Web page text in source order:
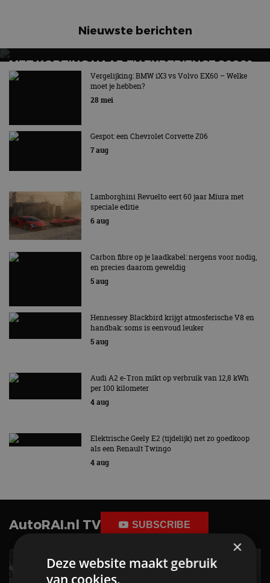
Nieuwste berichten
MET KORTING NAAR EV EXPERIENCE 2026?
AUTORAI REGELT HET!
EV Experience 2026 van 24 tot 26 september
Vergelijking: BMW iX3 vs Volvo EX60 – Welke
moet je hebben?
28 mei
Gespot: een Chevrolet Corvette Z06
7 aug
Lamborghini Revuelto eert 60 jaar Miura met
speciale editie
6 aug
Carbon fibre op je laadkabel: nergens voor nodig,
en precies daarom geweldig
5 aug
Hennessey Blackbird krijgt atmosferische V8 en
handbak: soms is eenvoud leuker
5 aug
Audi A2 e-Tron mikt op verbruik van 12,8 kWh
per 100 kilometer
4 aug
Elektrische Geely E2 (tijdelijk) net zo goedkoop
als een Renault Twingo
4 aug
AutoRAI.nl TV SUBSCRIBE
×
Deze website maakt gebruik
van cookies.